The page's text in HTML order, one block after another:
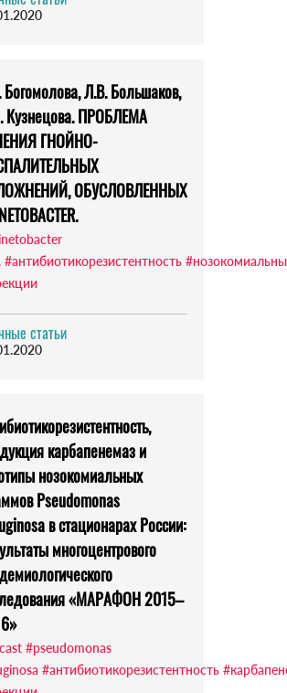
Богомолова, Л.В. Большаков,
Кузнецова. ПРОБЛЕМА
ГНОЙНО-
ОБУСЛОВЛЕННЫХ
#антибиотикорезистентность
статьи
карбапенемаз и
нозокомиальных
Pseudomonas
в стационарах России:
многоцентрового
«МАРАФОН 2015–
#pseudomonas
#антибиотикорезистентность